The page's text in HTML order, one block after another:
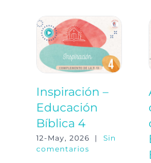
Inspiración –
Educación
Bíblica 4
12-May, 2026 |
Sin
comentarios